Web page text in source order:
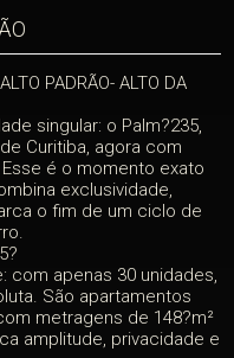
PADRÃO- ALTO DA
singular: o Palm?235,
Curitiba, agora com
é o momento exato
exclusividade,
o fim de um ciclo de
com apenas 30 unidades,
São apartamentos
metragens de 148?m²
amplitude, privacidade e